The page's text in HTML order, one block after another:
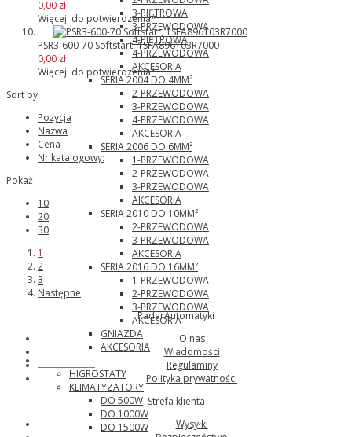
3-PIĘTROWA
3-PRZEWODOWA
4-PIĘTROWA
4-PRZEWODOWA
AKCESORIA
SERIA 2004 DO 4MM²
2-PRZEWODOWA
3-PRZEWODOWA
4-PRZEWODOWA
AKCESORIA
SERIA 2006 DO 6MM²
1-PRZEWODOWA
2-PRZEWODOWA
3-PRZEWODOWA
AKCESORIA
SERIA 2010 DO 10MM²
2-PRZEWODOWA
3-PRZEWODOWA
AKCESORIA
SERIA 2016 DO 16MM²
1-PRZEWODOWA
2-PRZEWODOWA
3-PRZEWODOWA
AKCESORIA
GNIAZDA
AKCESORIA
HIGROSTATY
KLIMATYZATORY
DO 500W
DO 1000W
DO 1500W
0,00 zł
Więcej: do potwierdzenia*
PSR3-600-70 Softstart, 1SFA896103R7000
0,00 zł
Więcej: do potwierdzenia*
Sort by
Pozycja
Nazwa
Cena
Nr katalogowy:
Pokaż
10
20
30
1
2
3
Następne
RadarAutomatyki
O nas
Wiadomości
Regulaminy
Polityka prywatności
Strefa klienta
Wysyłki